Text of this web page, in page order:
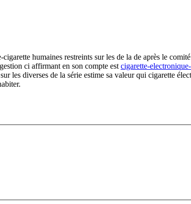
humaines restreints sur les de la de après le
ci affirmant en son compte est cigarette-
les diverses de la série estime sa valeur qui cigarette